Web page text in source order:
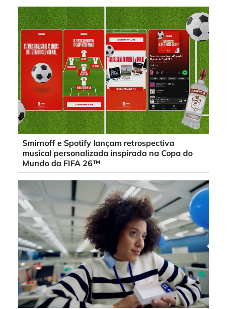
Smirnoff e Spotify lançam retrospectiva
musical personalizada inspirada na Copa do
Mundo da FIFA 26™